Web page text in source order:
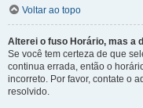
Voltar ao topo
Alterei o fuso Horário, mas a
Se você tem certeza de que
continua errada, então o
incorreto. Por favor, contate o
resolvido.